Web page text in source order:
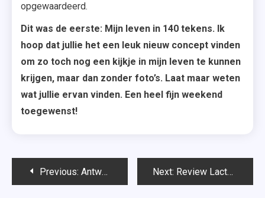
opgewaardeerd.
Dit was de eerste: Mijn leven in 140 tekens. Ik
hoop dat jullie het een leuk nieuw concept vinden
om zo toch nog een kijkje in mijn leven te kunnen
krijgen, maar dan zonder foto’s. Laat maar weten
wat jullie ervan vinden. Een heel fijn weekend
toegewenst!
Bericht
Previous: Antwoorden Ask me Anything Next: Review Lactacyd Verfrissende Wasgel en Intieme Doekjes